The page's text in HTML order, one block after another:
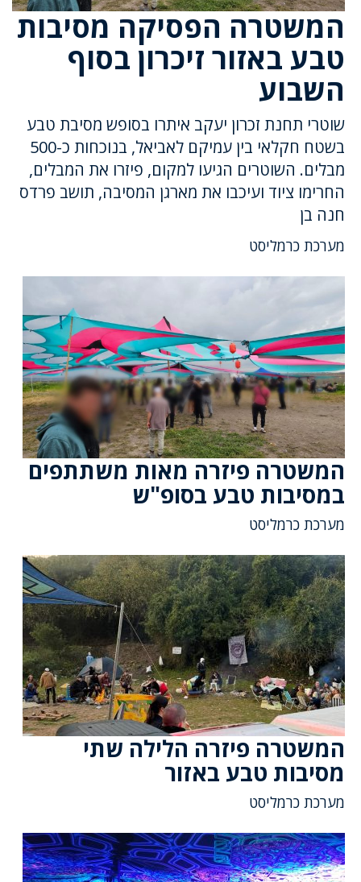
המשטרה הפסיקה מסיבות
טבע באזור זיכרון בסוף
השבוע
שוטרי תחנת זכרון יעקב איתרו בסופש מסיבת טבע
בשטח חקלאי בין עמיקם לאביאל, בנוכחות כ-500
מבלים. השוטרים הגיעו למקום, פיזרו את המבלים,
החרימו ציוד ועיכבו את מארגן המסיבה, תושב פרדס
חנה בן
מערכת כרמליסט
המשטרה פיזרה מאות משתתפים
במסיבות טבע בסופ"ש
מערכת כרמליסט
המשטרה פיזרה הלילה שתי
מסיבות טבע באזור
מערכת כרמליסט